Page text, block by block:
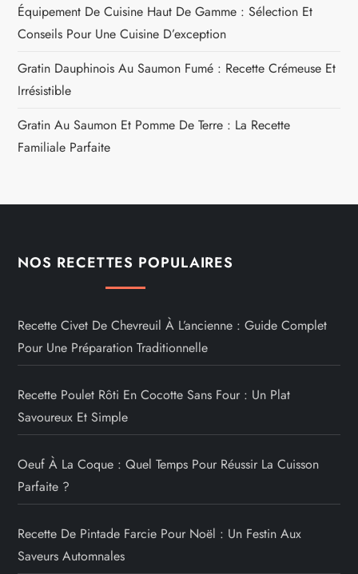
Équipement De Cuisine Haut De Gamme : Sélection Et
Conseils Pour Une Cuisine D’exception
Gratin Dauphinois Au Saumon Fumé : Recette Crémeuse Et
Irrésistible
Gratin Au Saumon Et Pomme De Terre : La Recette
Familiale Parfaite
NOS RECETTES POPULAIRES
Recette Civet De Chevreuil À L’ancienne : Guide Complet
Pour Une Préparation Traditionnelle
Recette Poulet Rôti En Cocotte Sans Four : Un Plat
Savoureux Et Simple
Oeuf À La Coque : Quel Temps Pour Réussir La Cuisson
Parfaite ?
Recette De Pintade Farcie Pour Noël : Un Festin Aux
Saveurs Automnales